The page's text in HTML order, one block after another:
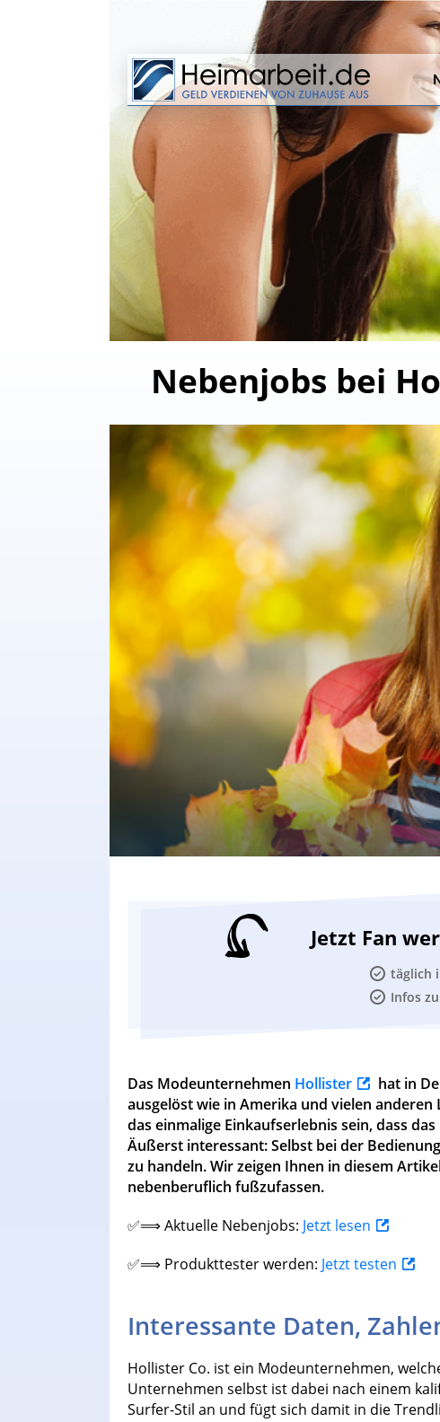
Nebenjobs bei
Jetzt Fan
täglich
Infos
Das Modeunternehmen Hollister
hat in
ausgelöst wie in Amerika und vielen
das einmalige Einkaufserlebnis sein, dass
Äußerst interessant: Selbst bei der
zu handeln. Wir zeigen Ihnen in diesem
nebenberuflich fußzufassen.
✅⟹ Aktuelle Nebenjobs: Jetzt lesen
✅⟹ Produkttester werden: Jetzt testen
Interessante Daten,
Hollister Co. ist ein Modeunternehmen,
Unternehmen selbst ist dabei nach einem
Surfer-Stil an und fügt sich damit in die